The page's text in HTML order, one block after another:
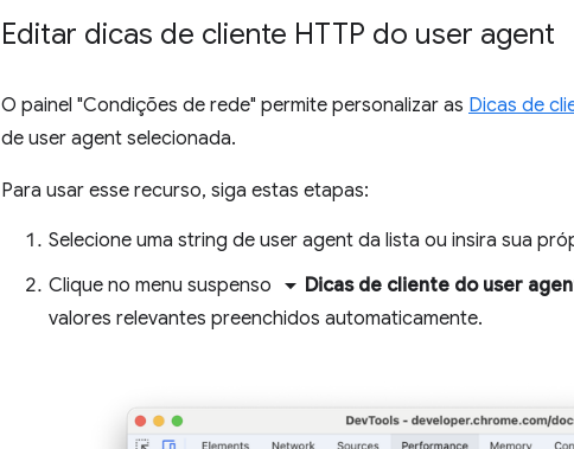
Editar dicas de cliente HTTP do user agent
O painel "Condições de rede" permite personalizar as Dicas de
de user agent selecionada.
Para usar esse recurso, siga estas etapas:
Selecione uma string de user agent da lista ou insira sua
Clique no menu suspenso arrow_drop_down Dicas de cliente do user
valores relevantes preenchidos automaticamente.